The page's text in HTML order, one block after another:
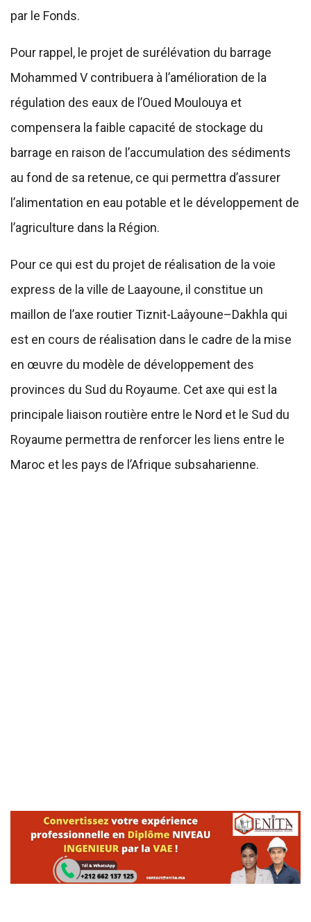
par le Fonds.
Pour rappel, le projet de surélévation du barrage
Mohammed V contribuera à l’amélioration de la
régulation des eaux de l’Oued Moulouya et
compensera la faible capacité de stockage du
barrage en raison de l’accumulation des sédiments
au fond de sa retenue, ce qui permettra d’assurer
l’alimentation en eau potable et le développement de
l’agriculture dans la Région.
Pour ce qui est du projet de réalisation de la voie
express de la ville de Laayoune, il constitue un
maillon de l’axe routier Tiznit-Laâyoune–Dakhla qui
est en cours de réalisation dans le cadre de la mise
en œuvre du modèle de développement des
provinces du Sud du Royaume. Cet axe qui est la
principale liaison routière entre le Nord et le Sud du
Royaume permettra de renforcer les liens entre le
Maroc et les pays de l’Afrique subsaharienne.